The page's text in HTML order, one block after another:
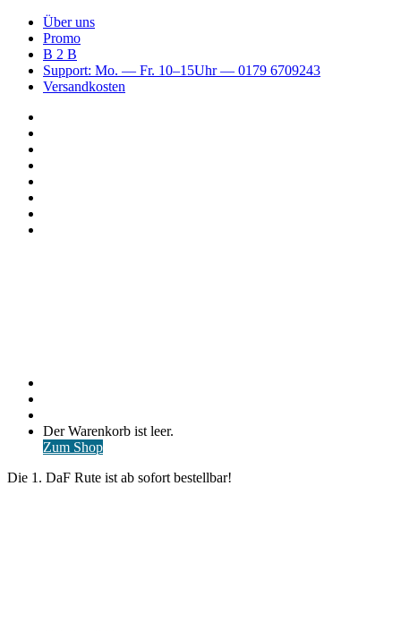
Über uns
Promo
B 2 B
Support: Mo. — Fr. 10–15Uhr — 0179 6709243
Versandkosten
Warenkorb
ansehen
Der Warenkorb ist leer.
Zum Shop
Die 1. DaF Rute ist ab sofort bestellbar!